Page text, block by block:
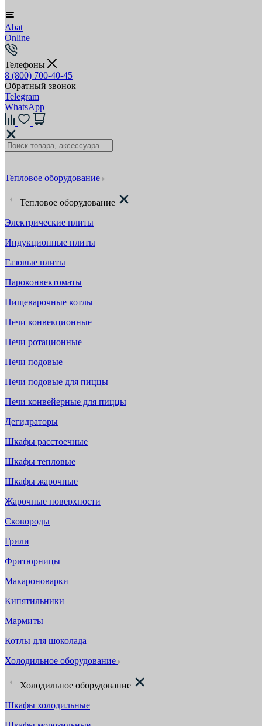
Abat
Online
Телефоны
8 (800) 700-40-45
Обратный звонок
Telegram
WhatsApp
Тепловое оборудование
Тепловое оборудование
Электрические плиты
Индукционные плиты
Газовые плиты
Пароконвектоматы
Пищеварочные котлы
Печи конвекционные
Печи ротационные
Печи подовые
Печи подовые для пиццы
Печи конвейерные для пиццы
Дегидраторы
Шкафы расстоечные
Шкафы тепловые
Шкафы жарочные
Жарочные поверхности
Сковороды
Грили
Фритюрницы
Макароноварки
Кипятильники
Мармиты
Котлы для шоколада
Холодильное оборудование
Холодильное оборудование
Шкафы холодильные